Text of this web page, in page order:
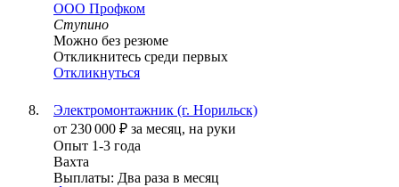
ООО Профком
Ступино
Можно без резюме
Откликнитесь среди первых
Откликнуться
Электромонтажник (г. Норильск)
от 230 000 ₽ за месяц, на руки
Опыт 1-3 года
Вахта
Выплаты: Два раза в месяц